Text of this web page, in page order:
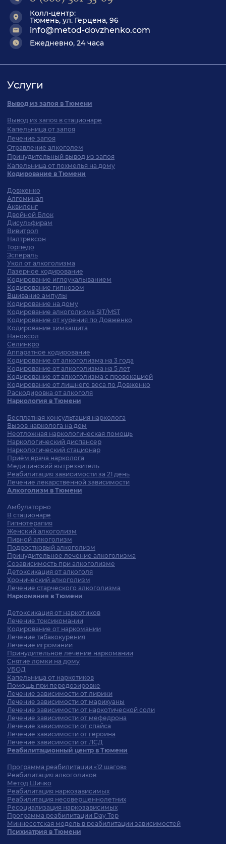
Колл-центр:
Тюмень, ул. Герцена, 96
info@metod-dovzhenko.com
Ежедневно, 24 часа
Услуги
Вывод из запоя в Тюмени
Вывод из запоя в стационаре
Капельница от запоя
Лечение запоя
Отравление алкоголем
Принудительный вывод из запоя
Капельница от похмелья на дому
Кодирование в Тюмени
Довженко
Алгоминал
Аквилонг
Двойной Блок
Дисульфирам
Вивитрол
Налтрексон
Торпедо
Эспераль
Укол от алкоголизма
Лазерное кодирование
Кодирование иглоукалыванием
Кодирование гипнозом
Вшивание ампулы
Кодирование на дому
Кодирование алкоголизма SIT/MST
Кодирование от курения по Довженко
Кодирование химзащита
Наноксол
Селинкро
Аппаратное кодирование
Кодирование от алкоголизма на 3 года
Кодирование от алкоголизма на 5 лет
Кодирование от алкоголизма с провокацией
Кодирование от лишнего веса по Довженко
Раскодировка от алкоголя
Наркология в Тюмени
Бесплатная консультация нарколога
Вызов нарколога на дом
Неотложная наркологическая помощь
Наркологический диспансер
Наркологический стационар
Приём врача нарколога
Медицинский вытрезвитель
Реабилитация зависимости за 21 день
Лечение лекарственной зависимости
Алкоголизм в Тюмени
Амбулаторно
В стационаре
Гипнотерапия
Женский алкоголизм
Пивной алкоголизм
Подростковый алкоголизм
Принудительное лечение алкоголизма
Созависимость при алкоголизме
Детоксикация от алкоголя
Хронический алкоголизм
Лечение старческого алкоголизма
Наркомания в Тюмени
Детоксикация от наркотиков
Лечение токсикомании
Кодирование от наркомании
Лечение табакокурения
Лечение игромании
Принудительное лечение наркомании
Снятие ломки на дому
УБОД
Капельница от наркотиков
Помощь при передозировке
Лечение зависимости от лирики
Лечение зависимости от марихуаны
Лечение зависимости от наркотической соли
Лечение зависимости от мефедрона
Лечение зависимости от спайса
Лечение зависимости от героина
Лечение зависимости от ЛСД
Реабилитационный центр в Тюмени
Программа реабилитации «12 шагов»
Реабилитация алкоголиков
Метод Шичко
Реабилитация наркозависимых
Реабилитация несовершеннолетних
Ресоциализация наркозависимых
Программа реабилитации Day Top
Миннесотская модель в реабилитации зависимостей
Психиатрия в Тюмени